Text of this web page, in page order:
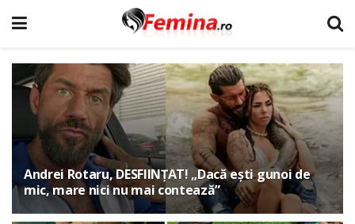
Andrei Rotaru, DESFIINȚAT! „Dacă ești gunoi de
mic, mare nici nu mai contează”